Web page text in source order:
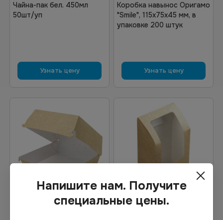
Чайна-пак бел. 450мл
50шт/уп
Узнать цену
Коробка навынос Оригамо
"Smile", 115х75х45 мм, в
упаковке 200 штук
Узнать цену
₽
Напишите нам. Получите
специальные цены.